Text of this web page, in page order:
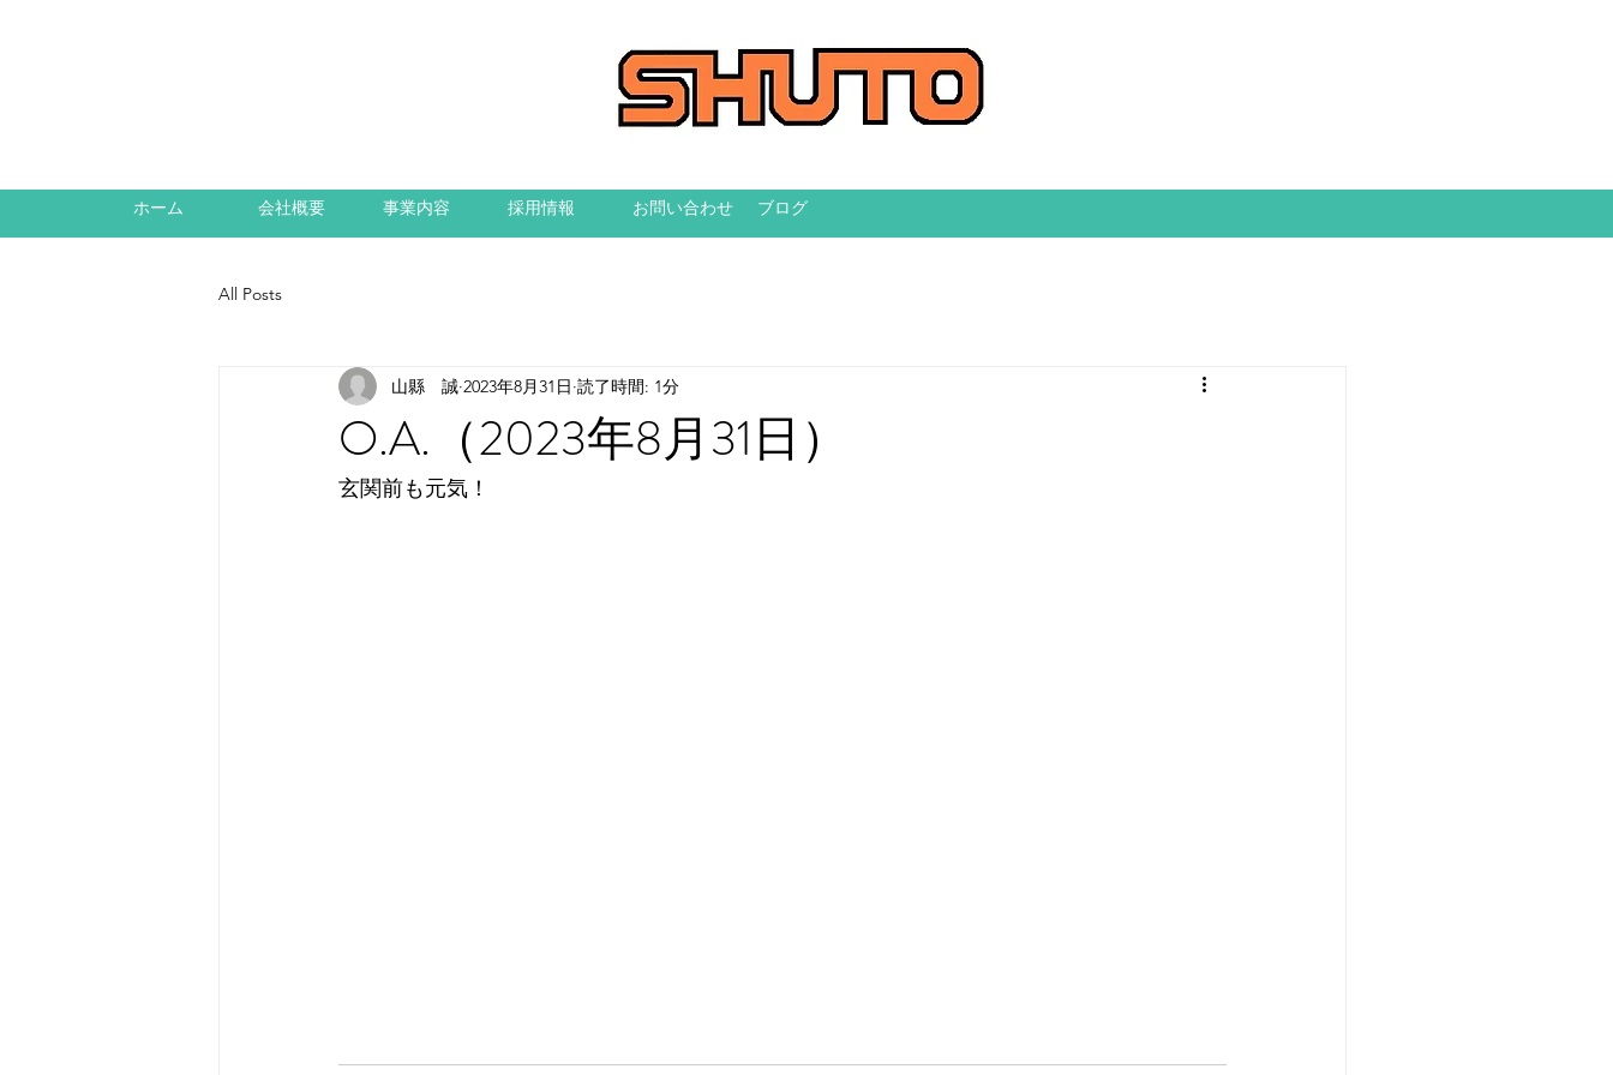
ホーム 会社概要 事業内容 採用情報 お問い合わせ ブログ
All Posts
O.A.（2023年8月31日）
山縣 誠 2023年8月31日 読了時間: 1分
玄関前も元気！